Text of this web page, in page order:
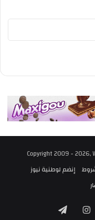
إنضم لوطنية نيوز
انستقرام